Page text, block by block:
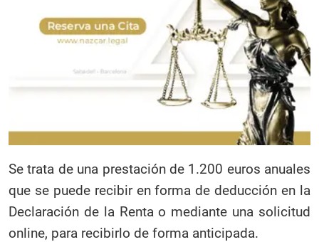
Se trata de una prestación de 1.200 euros anuales
que se puede recibir en forma de deducción en la
Declaración de la Renta o mediante una solicitud
online, para recibirlo de forma anticipada.